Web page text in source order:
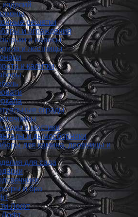
изделий
решетки
и ог­ражде­ния
и навесы
и лестницы
и калитки
ограды
и мостики
и дымосборники
для камина, дровницы и
для сада
и бра
Лофт
Лофт